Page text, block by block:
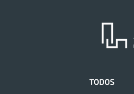
TODOS